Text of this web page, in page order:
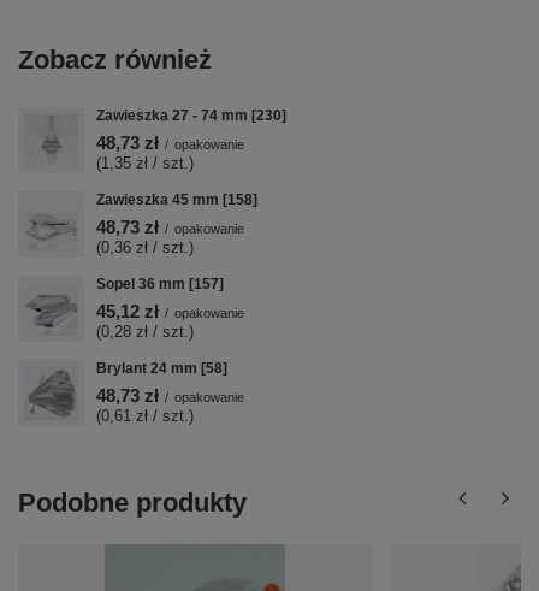
Zobacz również
Zawieszka 27 - 74 mm [230]
48,73 zł / opakowanie
(1,35 zł / szt.)
Zawieszka 45 mm [158]
48,73 zł / opakowanie
(0,36 zł / szt.)
Sopel 36 mm [157]
45,12 zł / opakowanie
(0,28 zł / szt.)
Brylant 24 mm [58]
48,73 zł / opakowanie
(0,61 zł / szt.)
Podobne produkty